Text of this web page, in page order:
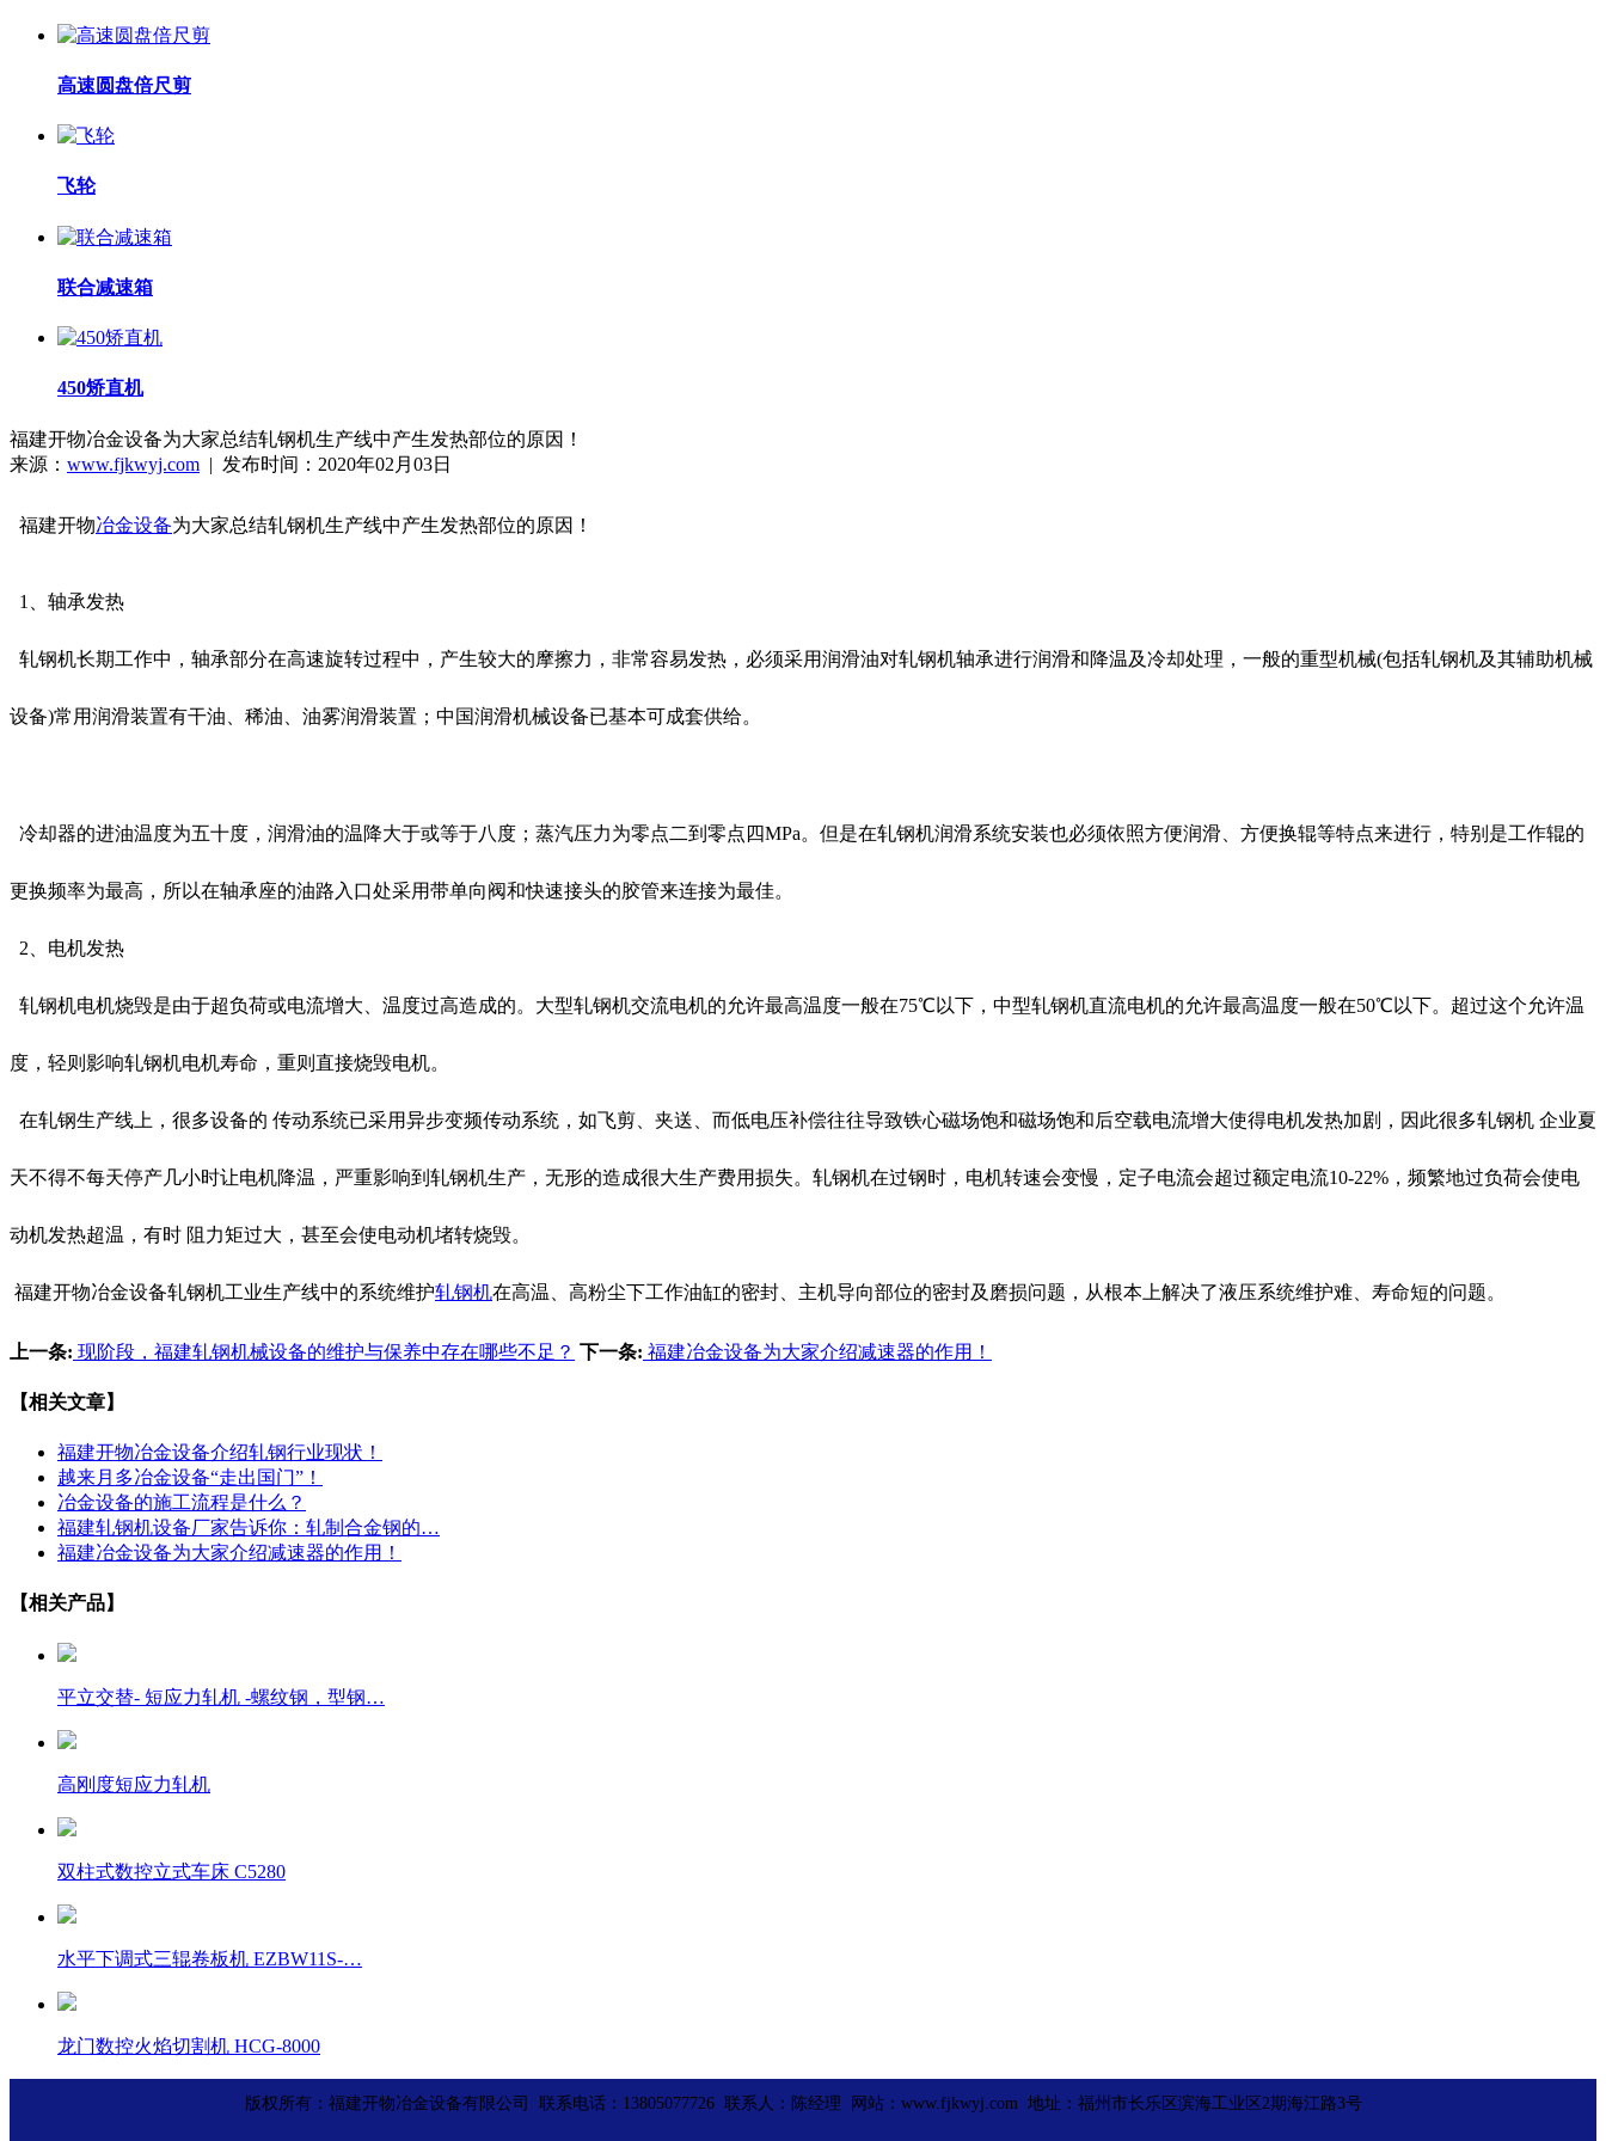
高速圆盘倍尺剪
飞轮
联合减速箱
450矫直机
福建开物冶金设备为大家总结轧钢机生产线中产生发热部位的原因！
来源： www.fjkwyj.com | 发布时间：2020年02月03日
福建开物冶金设备为大家总结轧钢机生产线中产生发热部位的原因！
1、 轴承发热
轧钢机长期工作中，轴承部分在高速旋转过程中，产生较大的摩擦力，非常容易发热，必须采用润滑油对轧钢机轴承进行润滑和降温及冷却处理，一般的重型机械(包括轧钢机及其辅助机械
设备)常用润滑装置有干油、稀油、油雾润滑装置；中国润滑机械设备已基本可成套供给。
冷却器的进油温度为五十度，润滑油的温降大于或等于八度；蒸汽压力为零点二到零点四MPa。但是在轧钢机润滑系统安装也必须依照方便润滑、方便换辊等特点来进行，特别是工作辊的
更换频率为最高，所以在轴承座的油路入口处采用带单向阀和快速接头的胶管来连接为最佳。
2、 电机发热
轧钢机电机烧毁是由于超负荷或电流增大、温度过高造成的。大型轧钢机交流电机的允许最高温度一般在75℃以下，中型轧钢机直流电机的允许最高温度一般在50℃以下。超过这个允许温
度，轻则影响轧钢机电机寿命，重则直接烧毁电机。
在轧钢生产线上，很多设备的 传动系统已采用异步变频传动系统，如飞剪、夹送、而低电压补偿往往导致铁心磁场饱和磁场饱和后空载电流增大使得电机发热加剧，因此很多轧钢机 企业夏
天不得不每天停产几小时让电机降温，严重影响到轧钢机生产，无形的造成很大生产费用损失。轧钢机在过钢时，电机转速会变慢，定子电流会超过额定电流10-22% ，频繁地过负荷会使电
动机发热超温，有时 阻力矩过大，甚至会使电动机堵转烧毁。
福建开物冶金设备轧钢机工业生产线中的系统维护轧钢机在高温、高粉尘下工作油缸的密封、主机导向部位的密封及磨损问题，从根本上解决了液压系统维护难、寿命短的问题。
上一条: 现阶段，福建轧钢机械设备的维护与保养中存在哪些不足？ 下一条: 福建冶金设备为大家介绍减速器的作用！
【相关文章】
福建开物冶金设备介绍轧钢行业现状！
越来月多冶金设备“走出国门”！
冶金设备的施工流程是什么？
福建轧钢机设备厂家告诉你：轧制合金钢的…
福建冶金设备为大家介绍减速器的作用！
【相关产品】
平立交替- 短应力轧机 -螺纹钢，型钢…
高刚度短应力轧机
双柱式数控立式车床 C5280
水平下调式三辊卷板机 EZBW11S-…
龙门数控火焰切割机 HCG-8000
版权所有：福建开物冶金设备有限公司 联系电话：13805077726 联系人：陈经理 网站：www.fjkwyj.com 地址：福州市长乐区滨海工业区2期海江路3号